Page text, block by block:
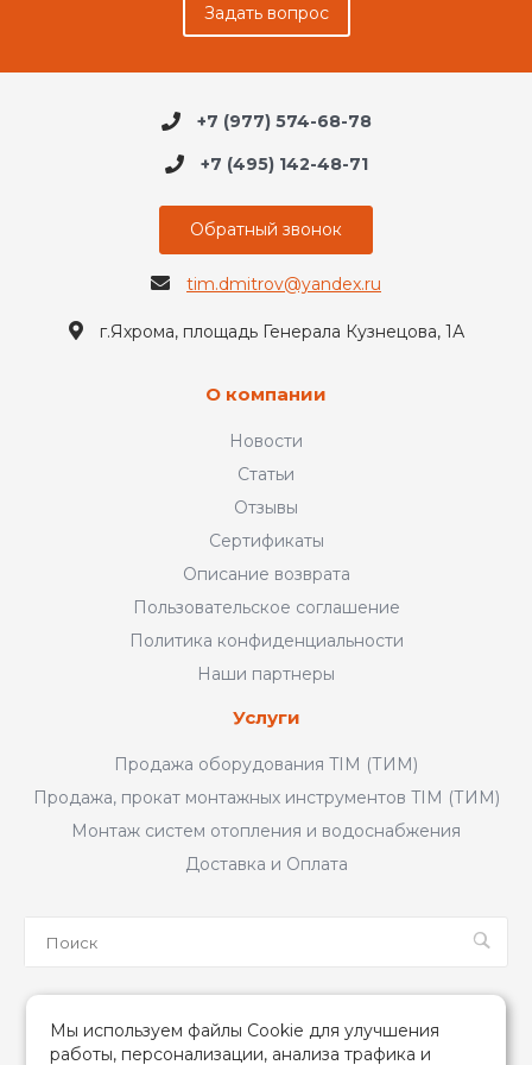
Задать вопрос
+7 (977) 574-68-78
+7 (495) 142-48-71
Обратный звонок
tim.dmitrov@yandex.ru
г.Яхрома, площадь Генерала Кузнецова, 1А
О компании
Новости
Статьи
Отзывы
Сертификаты
Описание возврата
Пользовательское соглашение
Политика конфиденциальности
Наши партнеры
Услуги
Продажа оборудования TIM (ТИМ)
Продажа, прокат монтажных инструментов TIM (ТИМ)
Монтаж систем отопления и водоснабжения
Доставка и Оплата
Мы используем файлы Cookie для улучшения
работы, персонализации, анализа трафика и